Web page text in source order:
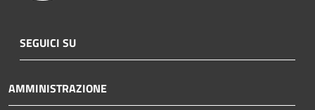
SEGUICI SU
AMMINISTRAZIONE